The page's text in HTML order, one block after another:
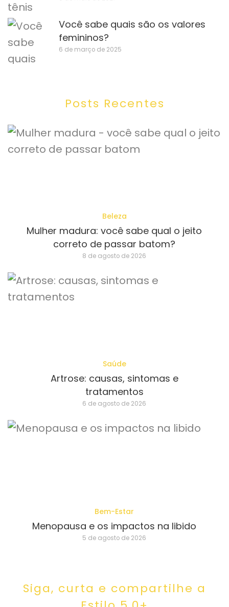
Você sabe quais são os valores
femininos?
6 de março de 2025
Posts Recentes
Beleza
Mulher madura: você sabe qual o jeito
correto de passar batom?
8 de agosto de 2026
Saúde
Artrose: causas, sintomas e
tratamentos
6 de agosto de 2026
Bem-Estar
Menopausa e os impactos na libido
5 de agosto de 2026
Siga, curta e compartilhe a